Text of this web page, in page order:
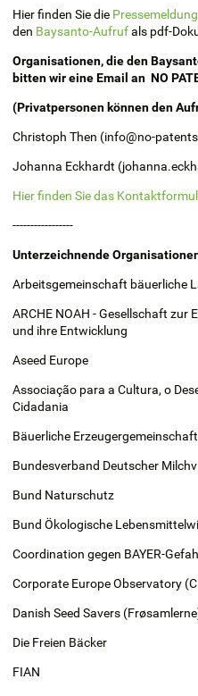
Hier finden Sie die
den Baysanto-Aufrufals pdf-
Organisationen, die den
bitten wir eine Email an NO
(Privatpersonen können den
Christoph Then (info@no-
Johanna Eckhardt
Hier finden Sie das
-----------------
Unterzeichnende
Arbeitsgemeinschaft bäuerliche
ARCHE NOAH - Gesellschaft
und ihre Entwicklung
Aseed Europe
Associação para a Cultura, o
Cidadania
Bäuerliche
Bundesverband Deutscher
Bund Naturschutz
Bund Ökologische
Coordination gegen BAYER-
Corporate Europe Observatory
Danish Seed Savers
Die Freien Bäcker
FIAN